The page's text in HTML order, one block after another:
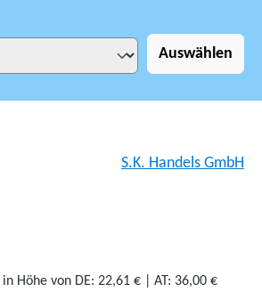
Auswählen
S.K. Handels GmbH
in Höhe von DE: 22,61 € | AT: 36,00 €